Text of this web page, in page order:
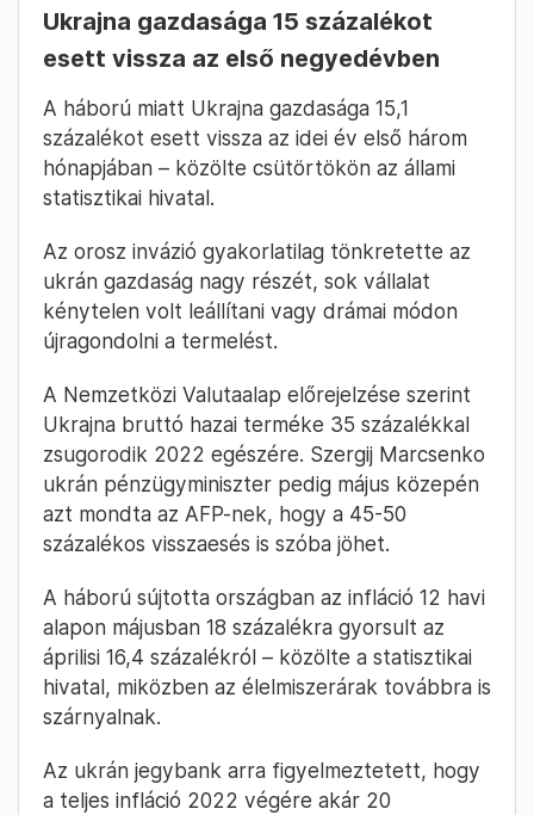
Ukrajna gazdasága 15 százalékot
esett vissza az első negyedévben
A háború miatt Ukrajna gazdasága 15,1
százalékot esett vissza az idei év első három
hónapjában – közölte csütörtökön az állami
statisztikai hivatal.
Az orosz invázió gyakorlatilag tönkretette az
ukrán gazdaság nagy részét, sok vállalat
kénytelen volt leállítani vagy drámai módon
újragondolni a termelést.
A Nemzetközi Valutaalap előrejelzése szerint
Ukrajna bruttó hazai terméke 35 százalékkal
zsugorodik 2022 egészére. Szergij Marcsenko
ukrán pénzügyminiszter pedig május közepén
azt mondta az AFP-nek, hogy a 45-50
százalékos visszaesés is szóba jöhet.
A háború sújtotta országban az infláció 12 havi
alapon májusban 18 százalékra gyorsult az
áprilisi 16,4 százalékról – közölte a statisztikai
hivatal, miközben az élelmiszerárak továbbra is
szárnyalnak.
Az ukrán jegybank arra figyelmeztetett, hogy
a teljes infláció 2022 végére akár 20